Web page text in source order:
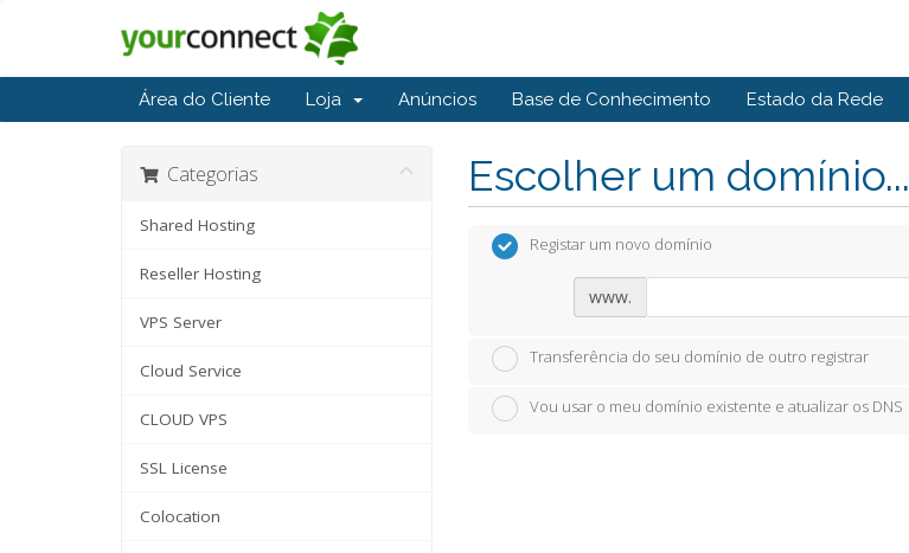
Área do Cliente Loja Anúncios Base de Conhecimento Estado da Rede
Categorias
Shared Hosting
Reseller Hosting
VPS Server
Cloud Service
CLOUD VPS
SSL License
Colocation
Escolher um domínio...
Registar um novo domínio
www.
Transferência do seu domínio de outro registrar
Vou usar o meu domínio existente e atualizar os DNS